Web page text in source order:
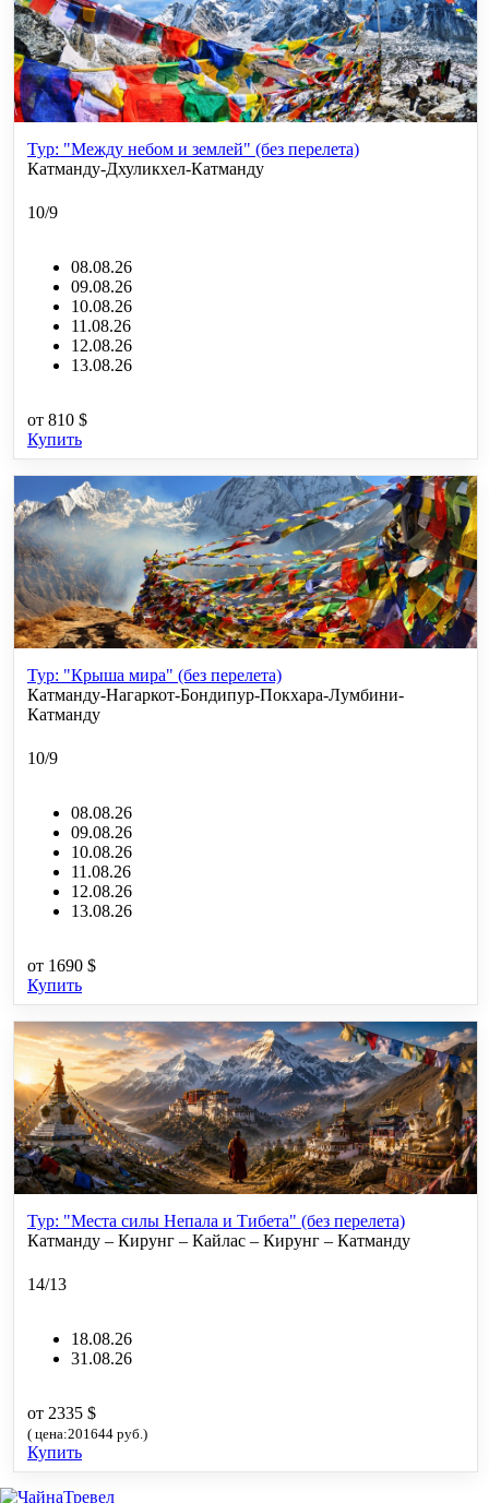
Тур: "Между небом и землей" (без перелета)
Катманду-Дхуликхел-Катманду
10/9
08.08.26
09.08.26
10.08.26
11.08.26
12.08.26
13.08.26
от 810 $
Купить
Тур: "Крыша мира" (без перелета)
Катманду-Нагаркот-Бондипур-Покхара-Лумбини-
Катманду
10/9
08.08.26
09.08.26
10.08.26
11.08.26
12.08.26
13.08.26
от 1690 $
Купить
Тур: "Места силы Непала и Тибета" (без перелета)
Катманду – Кирунг – Кайлас – Кирунг – Катманду
14/13
18.08.26
31.08.26
от 2335 $
( цена:201644 руб.)
Купить